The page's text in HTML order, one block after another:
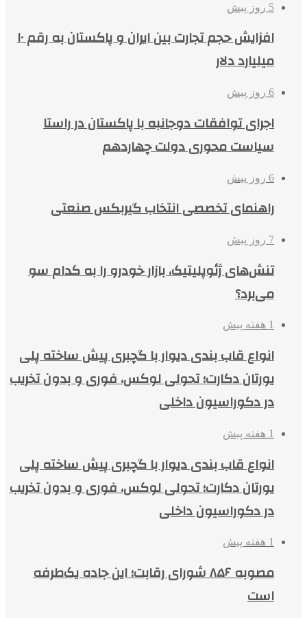
5 روز پیش
افزایش حجم تجارت بین ایران و پاکستان به رقم ۱۰
میلیارد دلار
6 روز پیش
اجرای توافقات دوجانبه با پاکستان در راستا
سیاست محوری دولت چهاردهم
6 روز پیش
راهنمای تخصصی انتخاب گیربکس صنعتی
7 روز پیش
تنش‌های ژئوپلیتیک، بازار خودرو را به کدام سو
می‌برد؟
1 هفته پیش
انواع قاب بندی دیوار با گچبری پیش ساخته پلی
یورتان دکارت؛ تحولی لوکس، فوری و بدون تخریب
در دکوراسیون داخلی
1 هفته پیش
انواع قاب بندی دیوار با گچبری پیش ساخته پلی
یورتان دکارت؛ تحولی لوکس، فوری و بدون تخریب
در دکوراسیون داخلی
1 هفته پیش
مصوبه ۸۵۶ شورای رقابت؛ این جاده یک‌طرفه
است